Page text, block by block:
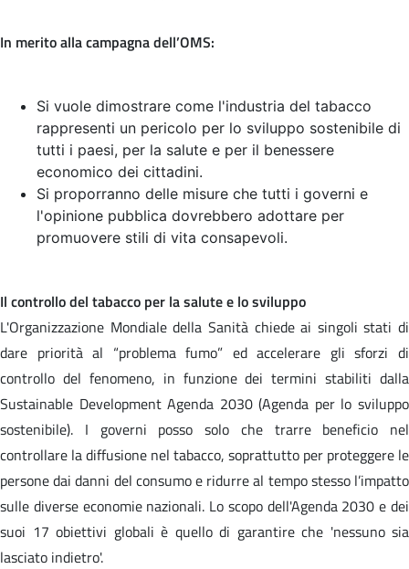
In merito alla campagna dell’OMS:
Si vuole dimostrare come l'industria del tabacco
rappresenti un pericolo per lo sviluppo sostenibile di
tutti i paesi, per la salute e per il benessere
economico dei cittadini.
Si proporranno delle misure che tutti i governi e
l'opinione pubblica dovrebbero adottare per
promuovere stili di vita consapevoli.
Il controllo del tabacco per la salute e lo sviluppo
L'Organizzazione Mondiale della Sanità chiede ai singoli stati di
dare priorità al “problema fumo” ed accelerare gli sforzi di
controllo del fenomeno, in funzione dei termini stabiliti dalla
Sustainable Development Agenda 2030 (Agenda per lo sviluppo
sostenibile). I governi posso solo che trarre beneficio nel
controllare la diffusione nel tabacco, soprattutto per proteggere le
persone dai danni del consumo e ridurre al tempo stesso l’impatto
sulle diverse economie nazionali. Lo scopo dell'Agenda 2030 e dei
suoi 17 obiettivi globali è quello di garantire che 'nessuno sia
lasciato indietro'.